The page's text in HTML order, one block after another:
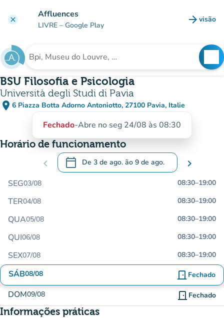
clear Affluences
LIVRE – Google Play arrow_forward visão
(novo
Procura uma instituição
BSU Filosofia e Psicologia
Università degli Studi di Pavia
place 6 Piazza Botta Adorno Antoniotto, 27100 Pavia, Italie
(abrir no Google Maps)
(novo separador)
Fechado-Abre no seg 24/08 às 08:30
Horário de funcionamento
chevron_left calendar_today De 3 de ago. ão 9 de ago.
.Abra o calendário para alterar as datas
chevron_right
SEG03/08 08:30–19:00
TER04/08 08:30–19:00
QUA05/08 08:30–19:00
QUI06/08 08:30–19:00
SEX07/08 08:30–19:00
SÁB08/08 door_front Fechado
DOM09/08 door_front Fechado
Informações práticas